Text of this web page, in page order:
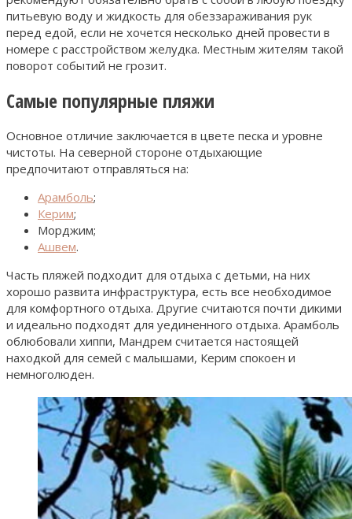
питьевую воду и жидкость для обеззараживания рук
перед едой, если не хочется несколько дней провести в
номере с расстройством желудка. Местным жителям такой
поворот событий не грозит.
Самые популярные пляжи
Основное отличие заключается в цвете песка и уровне
чистоты. На северной стороне отдыхающие
предпочитают отправляться на:
Арамболь;
Керим;
Морджим;
Ашвем.
Часть пляжей подходит для отдыха с детьми, на них
хорошо развита инфраструктура, есть все необходимое
для комфортного отдыха. Другие считаются почти дикими
и идеально подходят для уединенного отдыха. Арамболь
облюбовали хиппи, Мандрем считается настоящей
находкой для семей с малышами, Керим спокоен и
немноголюден.